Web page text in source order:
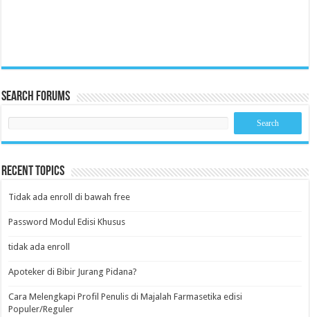
Search Forums
Recent Topics
Tidak ada enroll di bawah free
Password Modul Edisi Khusus
tidak ada enroll
Apoteker di Bibir Jurang Pidana?
Cara Melengkapi Profil Penulis di Majalah Farmasetika edisi
Populer/Reguler